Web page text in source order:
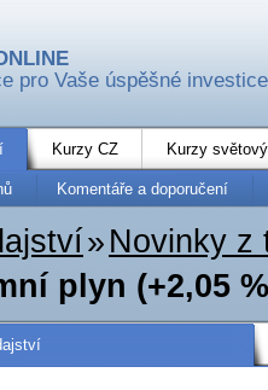
pro Vaše úspěšné investice
Kurzy CZ Kurzy
Komentáře a doporučení
» Novinky z
plyn (+2,05